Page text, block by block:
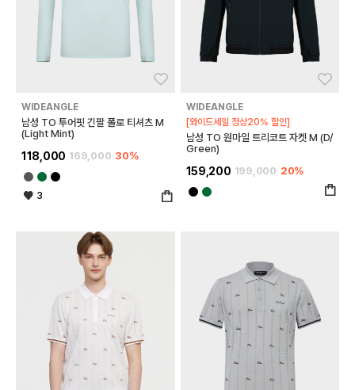
WIDEANGLE
남성 TO 투어핏 긴팔 폴로 티셔츠 M
(Light Mint)
118,000 169,000 30%
3
WIDEANGLE
[와이드세일 정상20% 할인]
남성 TO 원마일 트리코트 자켓 M (D/
Green)
159,200 199,000 20%